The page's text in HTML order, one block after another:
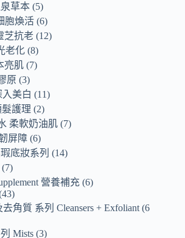
泉草本 5
胞煥活 6
芝抗老 12
老化 8
亮肌 7
原 3
入美白
11
髮護理
2
柔軟奶油肌 7
屏障 6
底妝系列
14
7
營養補充 6
43
角質 系列 Cleansers + Exfoliant 6
Mists 3